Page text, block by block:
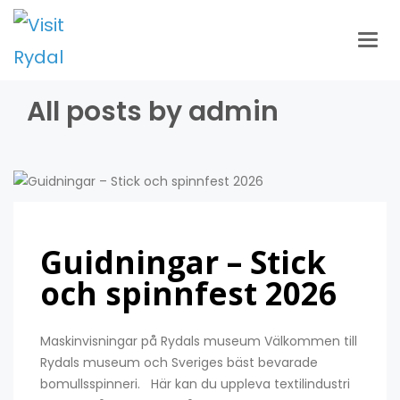
All posts by admin
Guidningar – Stick
och spinnfest 2026
Maskinvisningar på Rydals museum Välkommen till
Rydals museum och Sveriges bäst bevarade
bomullsspinneri. Här kan du uppleva textilindustri